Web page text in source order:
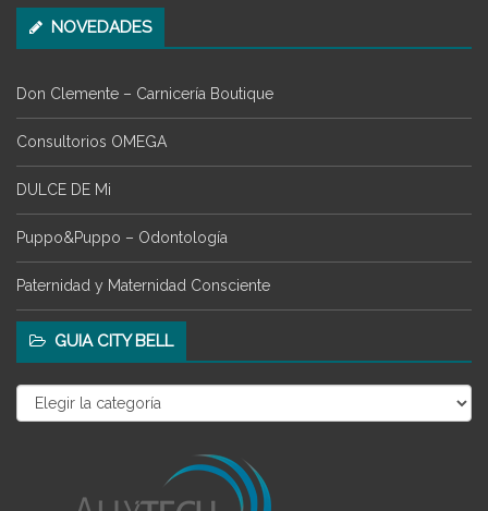
NOVEDADES
Don Clemente – Carnicería Boutique
Consultorios OMEGA
DULCE DE Mi
Puppo&Puppo – Odontología
Paternidad y Maternidad Consciente
GUIA CITY BELL
Guia
City